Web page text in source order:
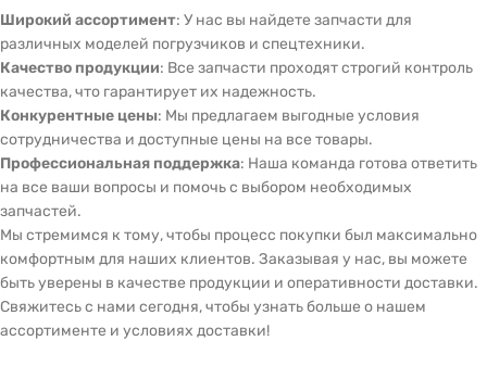
Широкий ассортимент: У нас вы найдете запчасти для
различных моделей погрузчиков и спецтехники.
Качество продукции: Все запчасти проходят строгий контроль
качества, что гарантирует их надежность.
Конкурентные цены: Мы предлагаем выгодные условия
сотрудничества и доступные цены на все товары.
Профессиональная поддержка: Наша команда готова ответить
на все ваши вопросы и помочь с выбором необходимых
запчастей.
Мы стремимся к тому, чтобы процесс покупки был максимально
комфортным для наших клиентов. Заказывая у нас, вы можете
быть уверены в качестве продукции и оперативности доставки.
Свяжитесь с нами сегодня, чтобы узнать больше о нашем
ассортименте и условиях доставки!